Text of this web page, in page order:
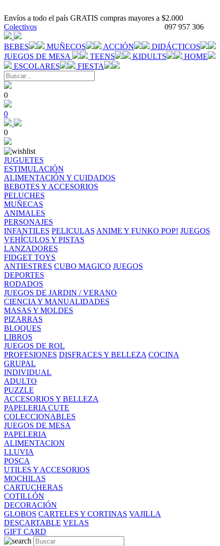
Envíos a todo el país GRATIS compras mayores a $2.000
097 957 306
Colectivos
BEBES MUÑECOS ACCIÓN
DIDÁCTICOS
JUEGOS DE MESA
TEENS KIDULTS
HOME
ESCOLARES
FIESTA
0
0
0
JUGUETES
ESTIMULACIÓN
ALIMENTACIÓN Y CUIDADOS
BEBOTES Y ACCESORIOS
PELUCHES
MUÑECAS
ANIMALES
PERSONAJES
INFANTILES PELICULAS ANIME Y FUNKO POP! JUEGOS
VEHÍCULOS Y PISTAS
LANZADORES
FIDGET TOYS
ANTIESTRES CUBO MAGICO JUEGOS
DEPORTES
RODADOS
JUEGOS DE JARDIN / VERANO
CIENCIA Y MANUALIDADES
MASAS Y MOLDES
PIZARRAS
BLOQUES
LIBROS
JUEGOS DE ROL
PROFESIONES DISFRACES Y BELLEZA COCINA
GRUPAL
INDIVIDUAL
ADULTO
PUZZLE
ACCESORIOS Y BELLEZA
PAPELERIA CUTE
COLECCIONABLES
JUEGOS DE MESA
PAPELERIA
ALIMENTACION
LLUVIA
POSCA
UTILES Y ACCESORIOS
MOCHILAS
CARTUCHERAS
COTILLÓN
DECORACIÓN
GLOBOS CARTELES Y CORTINAS VAJILLA
DESCARTABLE VELAS
GIFT CARD